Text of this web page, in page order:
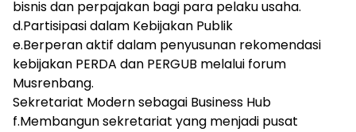
bisnis dan perpajakan bagi para pelaku usaha.
d.Partisipasi dalam Kebijakan Publik
e.Berperan aktif dalam penyusunan rekomendasi
kebijakan PERDA dan PERGUB melalui forum
Musrenbang.
Sekretariat Modern sebagai Business Hub
f.Membangun sekretariat yang menjadi pusat